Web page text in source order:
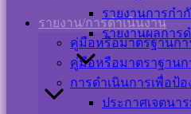
รายงาน/การดำเนินงาน
คู่มือหรือมาตรฐานก
คู่มือหรือมาตราฐานก
การดำเนินการเพื่อป้
ประกาศเจตนา
รายงานการกำ
รายงานผลการ
Users Today : 21
Users This Month : 350
Users This Year : 12119
Total Users : 39449
Who's Online : 0